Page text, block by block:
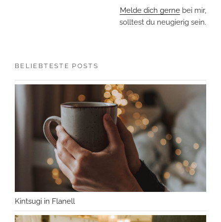
Melde dich gerne bei mir,
solltest du neugierig sein.
BELIEBTESTE POSTS
Kintsugi in Flanell